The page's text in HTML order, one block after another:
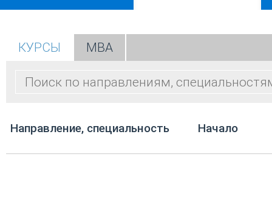
КУРСЫ МВА
Направление, специальность Начало